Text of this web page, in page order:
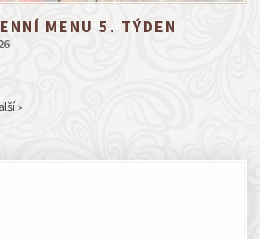
MENU 5. TÝDEN
»